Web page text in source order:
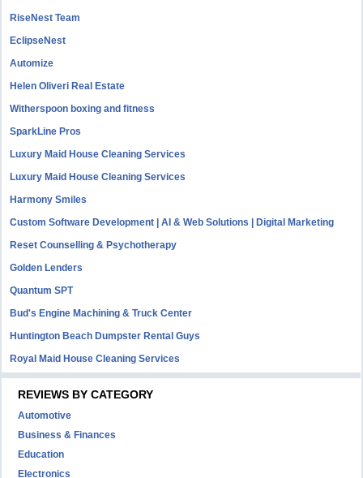
RiseNest Team
EclipseNest
Automize
Helen Oliveri Real Estate
Witherspoon boxing and fitness
SparkLine Pros
Luxury Maid House Cleaning Services
Luxury Maid House Cleaning Services
Harmony Smiles
Custom Software Development | AI & Web Solutions | Digital Marketing
Reset Counselling & Psychotherapy
Golden Lenders
Quantum SPT
Bud's Engine Machining & Truck Center
Huntington Beach Dumpster Rental Guys
Royal Maid House Cleaning Services
REVIEWS BY CATEGORY
Automotive
Business & Finances
Education
Electronics